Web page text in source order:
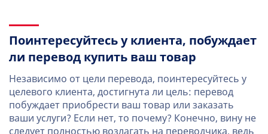
Поинтересуйтесь у клиента, побуждает
ли перевод купить ваш товар
Независимо от цели перевода, поинтересуйтесь у
целевого клиента, достигнута ли цель: перевод
побуждает приобрести ваш товар или заказать
ваши услуги? Если нет, то почему? Конечно, вину не
следует полностью возлагать на переводчика, ведь